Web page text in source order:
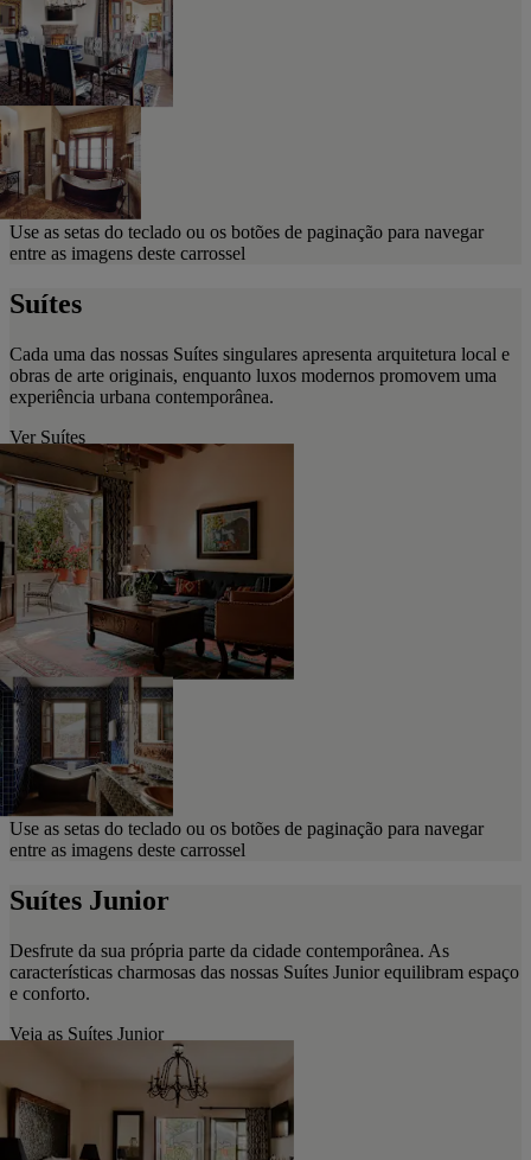
Use as setas do teclado ou os botões de paginação para navegar
entre as imagens deste carrossel
Suítes
Cada uma das nossas Suítes singulares apresenta arquitetura local e
obras de arte originais, enquanto luxos modernos promovem uma
experiência urbana contemporânea.
Ver Suítes
Use as setas do teclado ou os botões de paginação para navegar
entre as imagens deste carrossel
Suítes Junior
Desfrute da sua própria parte da cidade contemporânea. As
características charmosas das nossas Suítes Junior equilibram espaço
e conforto.
Veja as Suítes Junior